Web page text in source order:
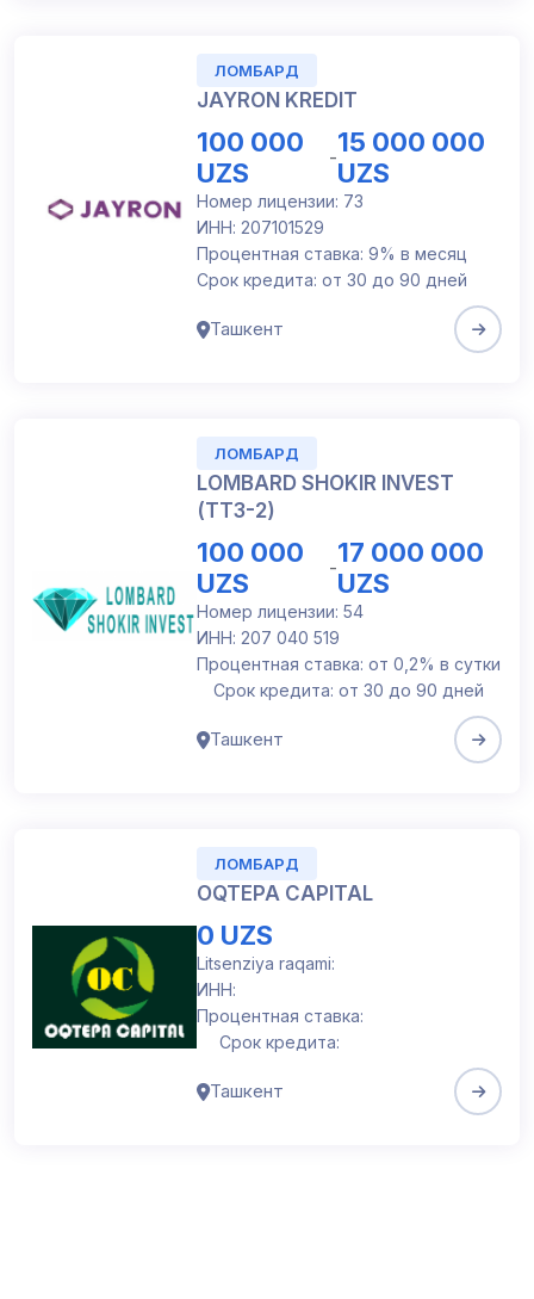
ЛОМБАРД
JAYRON KREDIT
100 000
UZS
-15 000 000
UZS
Номер лицензии: 73
ИНН: 207101529
Процентная ставка: 9% в месяц
Срок кредита: от 30 до 90 дней
Ташкент
ЛОМБАРД
LOMBARD SHOKIR INVEST
(TTЗ-2)
100 000
UZS
-17 000 000
UZS
Номер лицензии: 54
ИНН: 207 040 519
Процентная ставка: от 0,2% в сутки
Срок кредита: от 30 до 90 дней
Ташкент
ЛОМБАРД
OQTEPA CAPITAL
0 UZS
Litsenziya raqami:
ИНН:
Процентная ставка:
Срок кредита:
Ташкент